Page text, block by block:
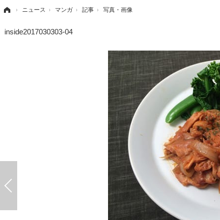
› ニュース › マンガ › 記事 › 写真・画像
inside2017030303-04